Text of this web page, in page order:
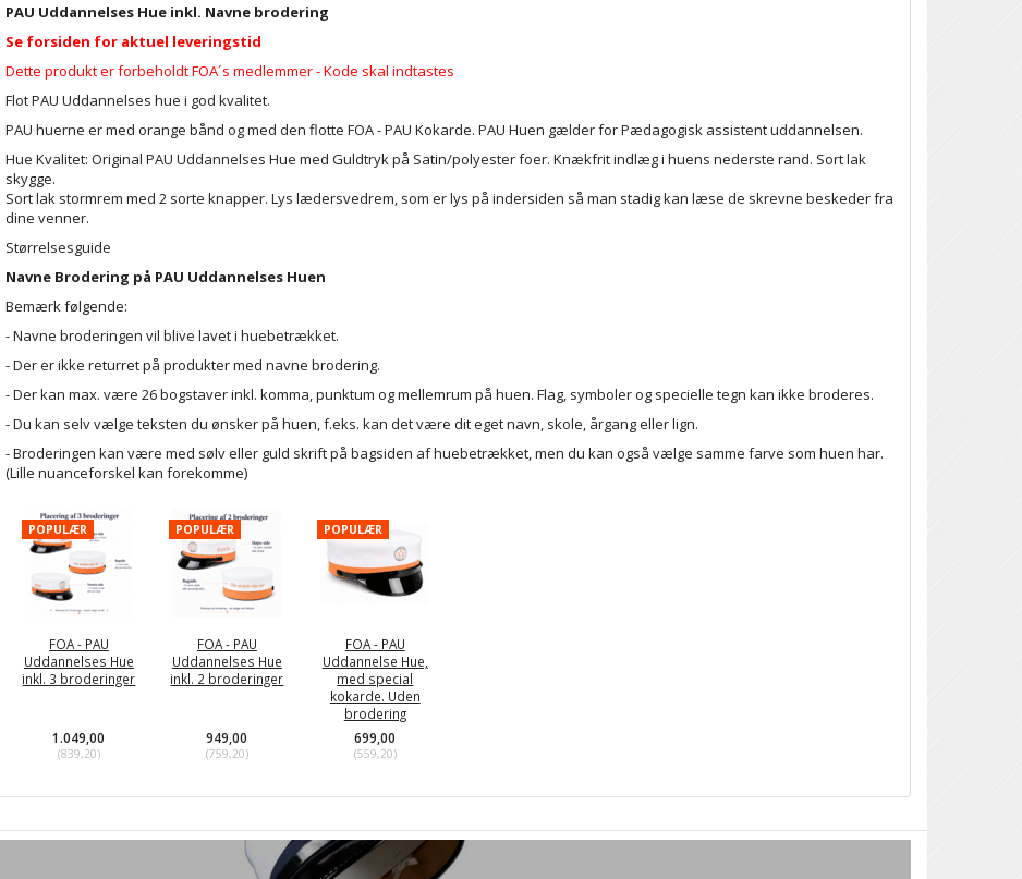
PAU Uddannelses Hue inkl. Navne brodering
Se forsiden for aktuel leveringstid
Dette produkt er forbeholdt FOA´s medlemmer - Kode skal indtastes
Flot PAU Uddannelses hue i god kvalitet.
PAU huerne er med orange bånd og med den flotte FOA - PAU Kokarde. PAU Huen gælder for Pædagogisk assistent uddannelsen.
Hue Kvalitet: Original PAU Uddannelses Hue med Guldtryk på Satin/polyester foer. Knækfrit indlæg i huens nederste rand. Sort lak
skygge.
Sort lak stormrem med 2 sorte knapper. Lys lædersvedrem, som er lys på indersiden så man stadig kan læse de skrevne beskeder fra
dine venner.
Størrelsesguide
Navne Brodering på PAU Uddannelses Huen
Bemærk følgende:
- Navne broderingen vil blive lavet i huebetrækket.
- Der er ikke returret på produkter med navne brodering.
- Der kan max. være 26 bogstaver inkl. komma, punktum og mellemrum på huen. Flag, symboler og specielle tegn kan ikke broderes.
- Du kan selv vælge teksten du ønsker på huen, f.eks. kan det være dit eget navn, skole, årgang eller lign.
- Broderingen kan være med sølv eller guld skrift på bagsiden af huebetrækket, men du kan også vælge samme farve som huen har.
(Lille nuanceforskel kan forekomme)
POPULÆR
FOA - PAU
Uddannelses Hue
inkl. 3 broderinger
1.049,00
(839,20)
POPULÆR
FOA - PAU
Uddannelses Hue
inkl. 2 broderinger
949,00
(759,20)
POPULÆR
FOA - PAU
Uddannelse Hue,
med special
kokarde. Uden
brodering
699,00
(559,20)